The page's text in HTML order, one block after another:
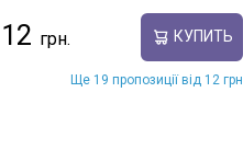
12 КУПИТЬ
Ще 19 пропозиції від 12 грн